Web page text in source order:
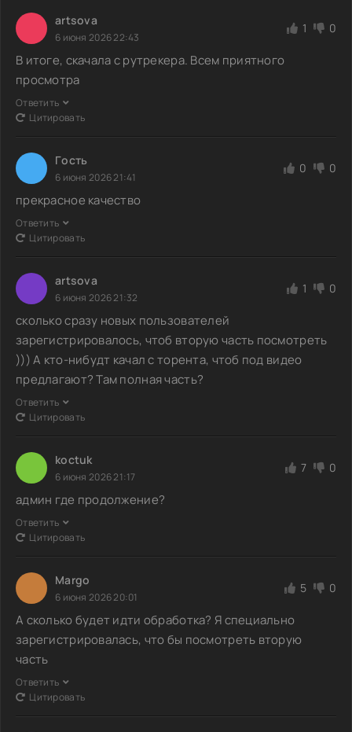
artsova
6 июня 2026 22:43
1 0
В итоге, скачала с рутрекера. Всем приятного
просмотра
Ответить
Цитировать
Гoсть
6 июня 2026 21:41
0 0
прекрасное качество
Ответить
Цитировать
artsova
6 июня 2026 21:32
1 0
сколько сразу новых пользователей
зарегистрировалось, чтоб вторую часть посмотреть
))) А кто-нибудт качал с торента, чтоб под видео
предлагают? Там полная часть?
Ответить
Цитировать
koctuk
6 июня 2026 21:17
7 0
админ где продолжение?
Ответить
Цитировать
Margo
6 июня 2026 20:01
5 0
А сколько будет идти обработка? Я специально
зарегистрировалась, что бы посмотреть вторую
часть
Ответить
Цитировать